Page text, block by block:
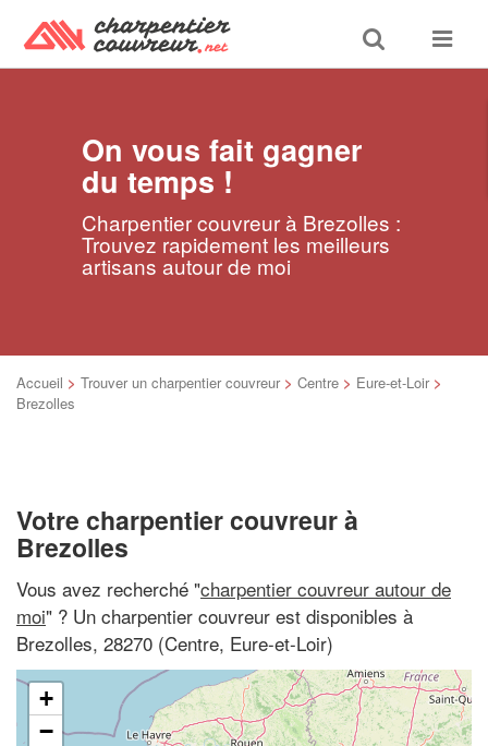
Toggle
search
Toggle
On vous fait gagner
du temps !
Charpentier couvreur à Brezolles :
Trouvez rapidement les meilleurs
artisans autour de moi
Accueil > Trouver un charpentier couvreur > Centre > Eure-et-Loir >
Brezolles
Votre charpentier couvreur à
Brezolles
Vous avez recherché "charpentier couvreur autour de
moi" ? Un charpentier couvreur est disponibles à
Brezolles, 28270 (Centre, Eure-et-Loir)
+
−